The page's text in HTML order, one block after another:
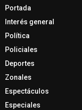
Portada
Interés general
Política
Policiales
Deportes
Zonales
Espectáculos
Especiales